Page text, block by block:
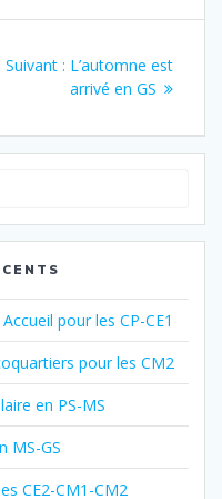
Suivant : Article
suivant
L’automne est
arrivé en GS
pour les CP-CE1
pour les CM2
en PS-MS
MS-GS
CE2-CM1-CM2